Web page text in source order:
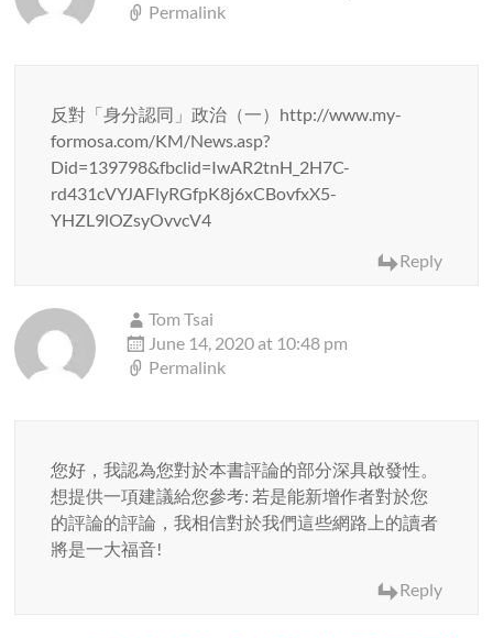
Permalink
反對「身分認同」政治（一）http://www.my-
formosa.com/KM/News.asp?
Did=139798&fbclid=IwAR2tnH_2H7C-
rd431cVYJAFlyRGfpK8j6xCBovfxX5-
YHZL9lOZsyOvvcV4
Reply
Tom Tsai
June 14, 2020 at 10:48 pm
Permalink
您好，我認為您對於本書評論的部分深具啟發性。
想提供一項建議給您參考: 若是能新增作者對於您
的評論的評論，我相信對於我們這些網路上的讀者
將是一大福音!
Reply